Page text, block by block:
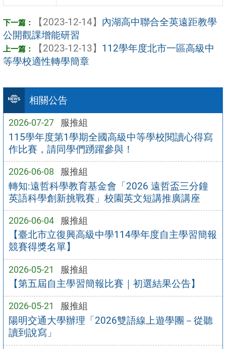
相關公告
2026-07-27 服推組
115學年度第1學期全國高級中等學校閱讀心得寫
作比賽，請同學們踴躍參與！
2026-06-08 服推組
轉知:遠哲科學教育基金會「2026 遠哲盃三分鐘
英語科學創新挑戰賽」校園英文短講推廣講座
2026-06-04 服推組
【臺北市立復興高級中學114學年度自主學習簡報
競賽得獎名單】
2026-05-21 服推組
【第五屆自主學習簡報比賽｜初選結果公告】
2026-05-21 服推組
陽明交通大學辦理「2026雙語線上遊學團－從聽
讀到說寫」
【2023-12-14】 內湖高中聯合全英遠距教學
公開觀課增能研習
【2023-12-13】 112學年度北市一區高級中
等學校適性轉學簡章